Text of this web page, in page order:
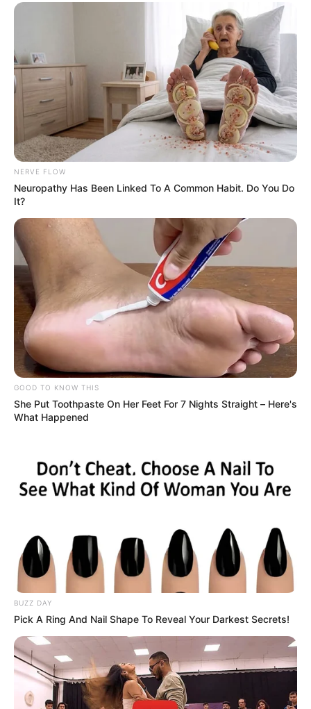
Rifirrafe entre Gustavo
Petro y Day Vásquez puso
en evidencia reunión
sobre fondos de campaña
DAYSURIS VÁSQUEZ
Samuel Santander
Lopsierra afirmó no
conocer a Nicolás Petro:
contrario
DAYSURIS VÁSQUEZ
Abogado de Day Vásquez
solicitó agencia especial
tras petición de abogado
de Petro de revocar
principio de oportunidad
BARRANQUILLA
de Nicolás Petro, Ojeda y
TEMAS DESTACADOS
EMERGENCIAS POR LLUVIAS
FUERTES LLUVIAS
VIA AL LLANO
LIGA BETPLAY
METRO DE MEDELLÍN
CORTES DE LUZ
CORTES DE AGUA
FENÓMENO DEL NIÑO
NERVE FLOW
Neuropathy Has Been Linked To A Common Habit. Do You Do
It?
GOOD TO KNOW THIS
She Put Toothpaste On Her Feet For 7 Nights Straight – Here's
What Happened
BUZZ DAY
Pick A Ring And Nail Shape To Reveal Your Darkest Secrets!